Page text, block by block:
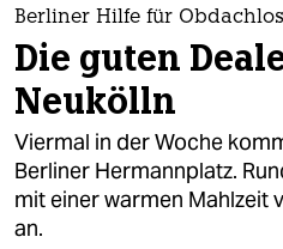
themen
politik
öko
gesellschaft
kultur
Berliner Hilfe für
Die guten
Neukölln
Viermal in der Woche
Berliner Hermannplatz.
mit einer warmen Mahlzeit
an.